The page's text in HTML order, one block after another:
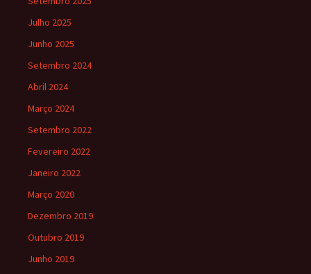
Julho 2025
Junho 2025
Setembro 2024
Abril 2024
Março 2024
Setembro 2022
Fevereiro 2022
Janeiro 2022
Março 2020
Dezembro 2019
Outubro 2019
Junho 2019